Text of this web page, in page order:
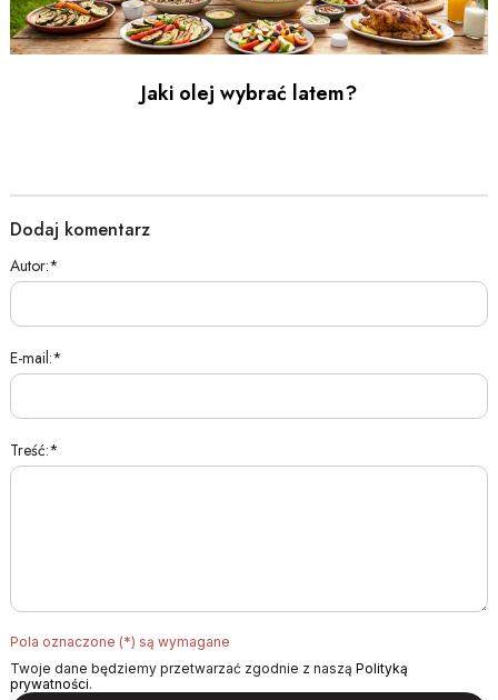
Jaki olej wybrać latem?
Dodaj komentarz
Autor:
E-mail:
Treść:
Pola oznaczone (*) są wymagane
Twoje dane będziemy przetwarzać zgodnie z naszą Polityką
prywatności.